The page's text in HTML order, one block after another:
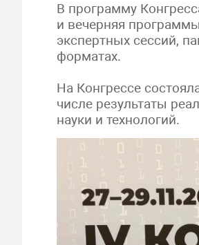
В программу
и вечерняя
экспертных сессий,
форматах.
На Конгрессе
числе результаты
науки и технологий.